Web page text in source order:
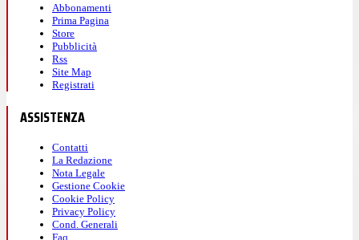
Abbonamenti
Prima Pagina
Store
Pubblicità
Rss
Site Map
Registrati
ASSISTENZA
Contatti
La Redazione
Nota Legale
Gestione Cookie
Cookie Policy
Privacy Policy
Cond. Generali
Faq